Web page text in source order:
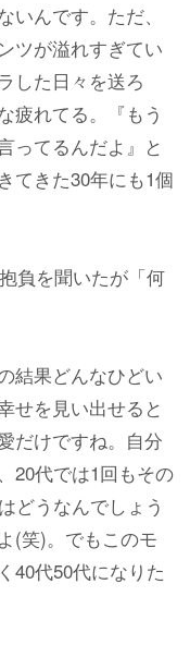
んです。ただ、
ツが溢れすぎてい
した日々を送ろ
疲れてる。『もう
ってるんだよ』と
てきた30年にも1個
負を聞いたが「何
結果どんなひどい
せを見い出せると
だけですね。自分
20代では1回もその
どうなんでしょう
(笑)。でもこのモ
40代50代になりた